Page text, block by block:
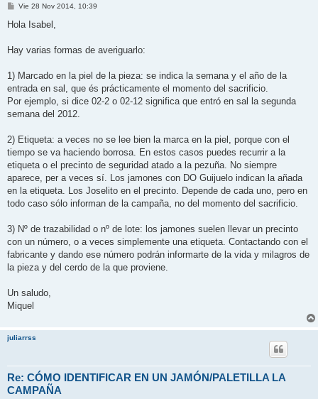
M
n
j
e
Vie 28 Nov 2014, 10:39
Hola Isabel,
Hay varias formas de averiguarlo:
1) Marcado en la piel de la pieza: se indica la semana y el año de la
entrada en sal, que és prácticamente el momento del sacrificio.
Por ejemplo, si dice 02-2 o 02-12 significa que entró en sal la segunda
semana del 2012.
2) Etiqueta: a veces no se lee bien la marca en la piel, porque con el
tiempo se va haciendo borrosa. En estos casos puedes recurrir a la
etiqueta o el precinto de seguridad atado a la pezuña. No siempre
aparece, per a veces sí. Los jamones con DO Guijuelo indican la añada
en la etiqueta. Los Joselito en el precinto. Depende de cada uno, pero en
todo caso sólo informan de la campaña, no del momento del sacrificio.
3) Nº de trazabilidad o nº de lote: los jamones suelen llevar un precinto
con un número, o a veces simplemente una etiqueta. Contactando con el
fabricante y dando ese número podrán informarte de la vida y milagros de
la pieza y del cerdo de la que proviene.
Un saludo,
Miquel
juliarrss
Re: CÓMO IDENTIFICAR EN UN JAMÓN/PALETILLA LA
CAMPAÑA